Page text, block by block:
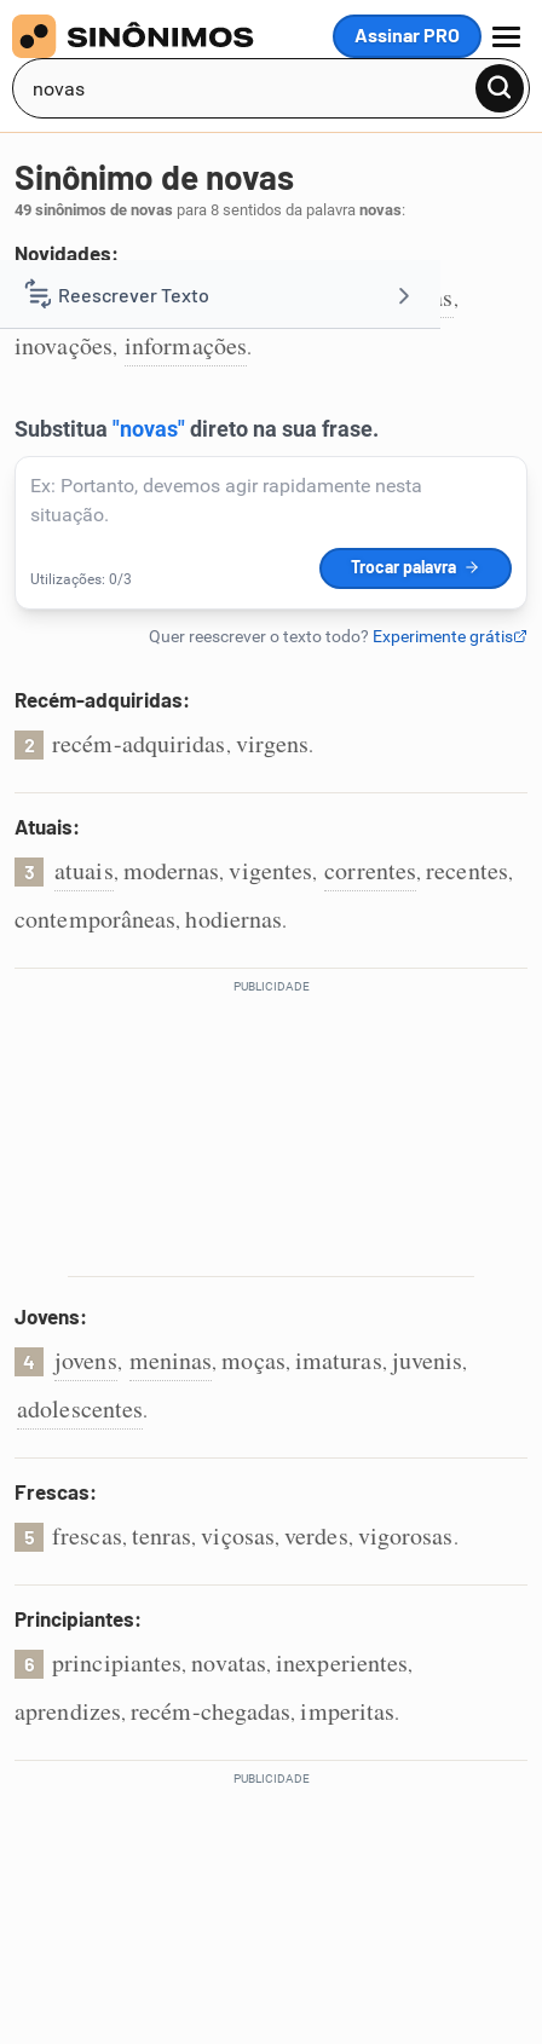
Assinar PRO
MENU
Reescrever Texto
Resumir Texto
Corrigir Texto
Detector de IA
Humanizador de IA
Cata-letras
Caça-palavras
Dicionário
Sinônimo de novas
49 sinônimos de novas para 8 sentidos da palavra novas:
Novidades:
1 novidades,notícias últimas,
inovações, informações.
Recém-adquiridas:
2 recém-adquiridas, virgens.
Atuais:
3 atuais, modernas,vigentes, correntes,recentes,
contemporâneas,hodiernas.
Jovens:
4 jovens, meninas,moças, imaturas, juvenis,
adolescentes.
Frescas:
5 frescas, tenras,viçosas,verdes, vigorosas.
Principiantes:
6 principiantes,novatas,inexperientes,
aprendizes, recém-chegadas,imperitas.